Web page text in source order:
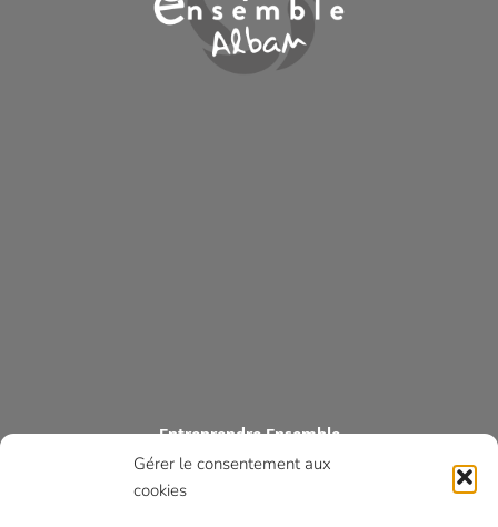
Gérer le consentement aux
cookies
Entreprendre Ensemble
ASSOCIATION DES COMMERÇANTS ET ARTISANS DES MONTS